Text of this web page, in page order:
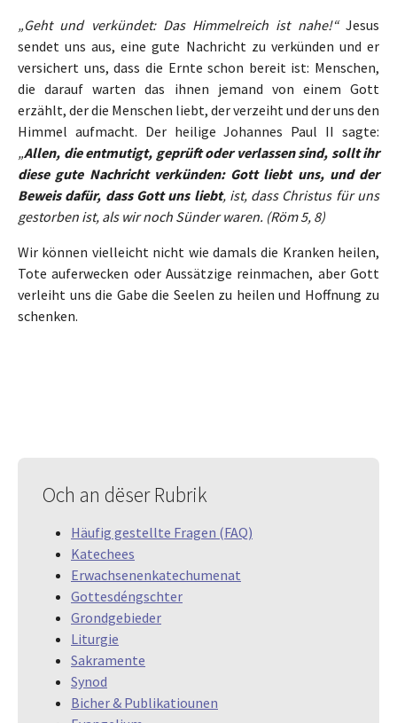
„Geht und verkündet: Das Himmelreich ist nahe!“Jesus
sendet uns aus, eine gute Nachricht zu verkünden und er
versichert uns, dass die Ernte schon bereit ist: Menschen,
die darauf warten das ihnen jemand von einem Gott
erzählt, der die Menschen liebt, der verzeiht und der uns den
Himmel aufmacht. Der heilige Johannes Paul II sagte:
„Allen, die entmutigt, geprüft oder verlassen sind, sollt ihr
diese gute Nachricht verkünden: Gott liebt uns, und der
Beweis dafür, dass Gott uns liebt, ist, dass Christus für uns
gestorben ist, als wir noch Sünder waren. (Röm 5, 8)
Wir können vielleicht nicht wie damals die Kranken heilen,
Tote auferwecken oder Aussätzige reinmachen, aber Gott
verleiht uns die Gabe die Seelen zu heilen und Hoffnung zu
schenken.
Och an dëser Rubrik
Häufig gestellte Fragen (FAQ)
Katechees
Erwachsenenkatechumenat
Gottesdéngschter
Grondgebieder
Liturgie
Sakramente
Synod
Bicher & Publikatiounen